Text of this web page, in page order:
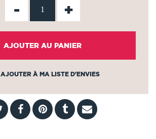
- +
AJOUTER AU PANIER
AJOUTER À MA LISTE D'ENVIES